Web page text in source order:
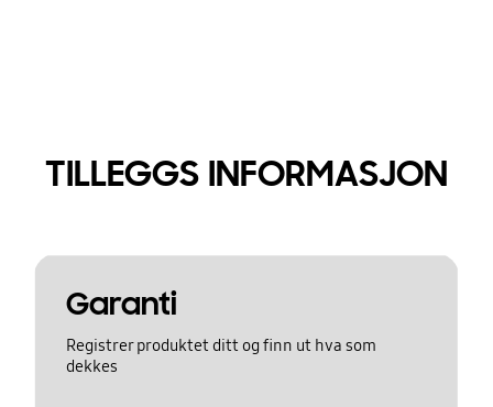
TILLEGGS INFORMASJON
Garanti
Registrer produktet ditt og finn ut hva som
dekkes